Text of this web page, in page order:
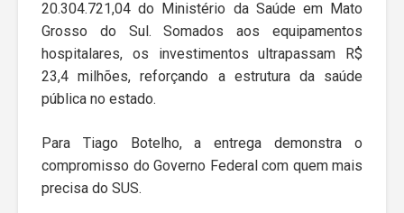
20.304.721,04 do Ministério da Saúde em Mato
Grosso do Sul. Somados aos equipamentos
hospitalares, os investimentos ultrapassam R$
23,4 milhões, reforçando a estrutura da saúde
pública no estado.
Para Tiago Botelho, a entrega demonstra o
compromisso do Governo Federal com quem mais
precisa do SUS.